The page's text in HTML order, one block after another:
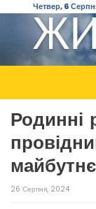
Четвер, 6
Родинні
майбутнє
26 Серпня, 2024